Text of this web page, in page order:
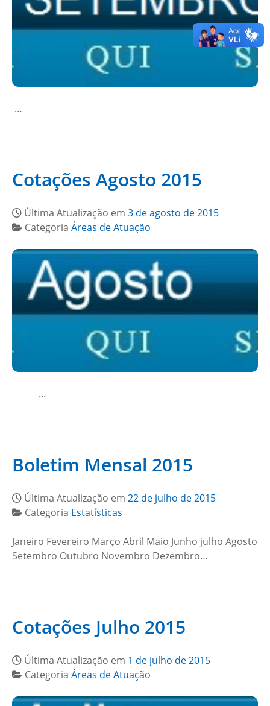
…
Cotações Agosto 2015
Última Atualização em 3 de agosto de 2015
Categoria Áreas de Atuação
…
Boletim Mensal 2015
Última Atualização em 22 de julho de 2015
Categoria Estatísticas
Janeiro Fevereiro Março Abril Maio Junho julho Agosto
Setembro Outubro Novembro Dezembro…
Cotações Julho 2015
Última Atualização em 1 de julho de 2015
Categoria Áreas de Atuação